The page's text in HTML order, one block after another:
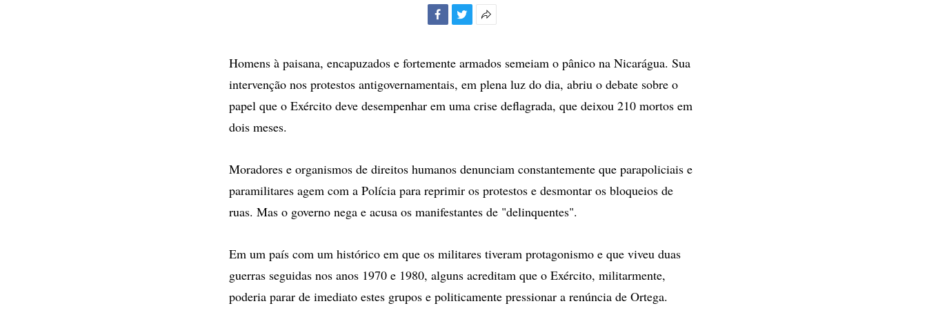
compartilhamento
Homens à paisana, encapuzados e fortemente armados semeiam o pânico na Nicarágua. Sua
intervenção nos protestos antigovernamentais, em plena luz do dia, abriu o debate sobre o
papel que o Exército deve desempenhar em uma crise deflagrada, que deixou 210 mortos em
dois meses.
Moradores e organismos de direitos humanos denunciam constantemente que parapoliciais e
paramilitares agem com a Polícia para reprimir os protestos e desmontar os bloqueios de
ruas. Mas o governo nega e acusa os manifestantes de "delinquentes".
Em um país com um histórico em que os militares tiveram protagonismo e que viveu duas
guerras seguidas nos anos 1970 e 1980, alguns acreditam que o Exército, militarmente,
poderia parar de imediato estes grupos e politicamente pressionar a renúncia de Ortega.